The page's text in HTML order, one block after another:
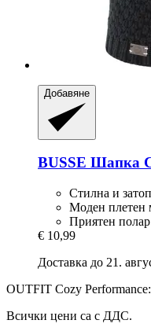
Добавяне
BUSSE Шапка
Стилна и
Моден плетен
Приятен полар
€ 10,99
Доставка до 21.
OUTFIT Cozy
Всички цени са с ДДС.